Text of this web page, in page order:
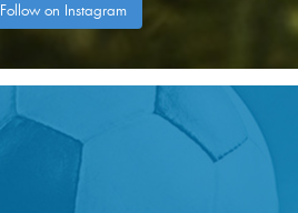
Follow on Instagram